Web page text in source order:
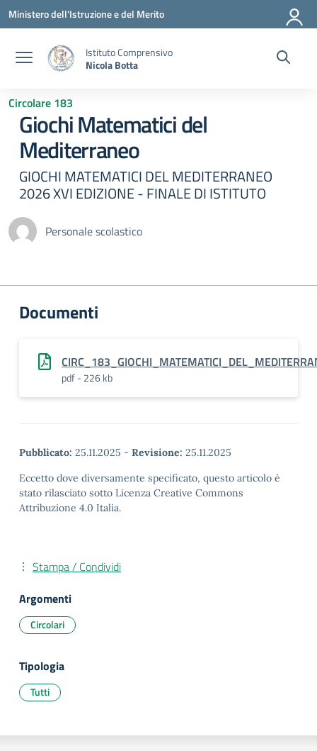
Vai ai contenuti
Vai al menu di navigazione
Vai al footer
Ministero dell'Istruzione e del Merito
Istituto Comprensivo
Nicola Botta
Circolare 183
Giochi Matematici del
Mediterraneo
GIOCHI MATEMATICI DEL MEDITERRANEO
2026 XVI EDIZIONE - FINALE DI ISTITUTO
Personale scolastico
Documenti
pdf - 226 kb
Pubblicato: 25.11.2025 - Revisione: 25.11.2025
Eccetto dove diversamente specificato, questo articolo è
stato rilasciato sotto Licenza Creative Commons
Attribuzione 4.0 Italia.
Stampa / Condividi
Argomenti
Circolari
Tipologia
Tutti